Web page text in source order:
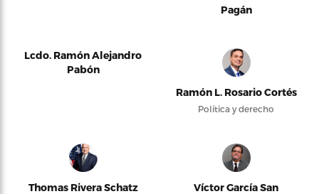
Pagán
Lcdo. Ramón Alejandro
Pabón
Ramón L. Rosario Cortés
Política y derecho
Thomas Rivera Schatz
Víctor García San